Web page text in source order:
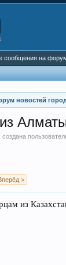
новостей
создана
>
из
сообщения на